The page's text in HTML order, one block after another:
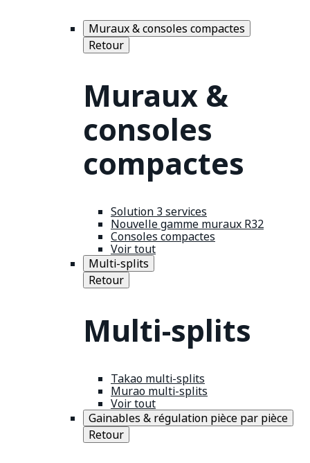
Muraux & consoles compactes
Retour
Muraux &
consoles
compactes
Solution 3 services
Nouvelle gamme muraux R32
Consoles compactes
Voir tout
Multi-splits
Retour
Multi-splits
Takao multi-splits
Murao multi-splits
Voir tout
Gainables & régulation pièce par pièce
Retour